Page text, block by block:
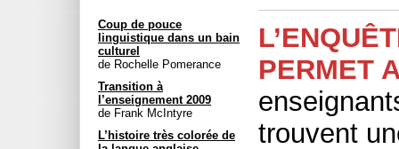
Coup de pouce
linguistique dans un bain
culturel
de Rochelle Pomerance
Transition à
l’enseignement 2009
de Frank McIntyre
L’histoire très colorée de
PERMET
trouvent